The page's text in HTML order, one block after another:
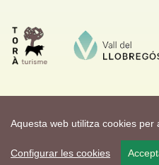
Aquesta web utilitza cookies per
Configurar les cookies